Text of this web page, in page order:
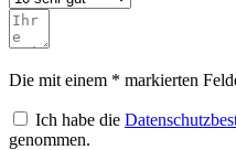
Die mit einem * markierten
Ich habe die
genommen.